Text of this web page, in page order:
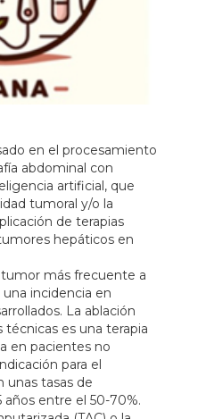
en el procesamiento
abdominal con
artificial, que
tumoral y/o la
de terapias
hepáticos en
tumor más frecuente a
incidencia en
La ablación
es una terapia
en pacientes no
para el
unas tasas de
años entre el 50-70%.